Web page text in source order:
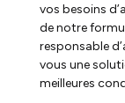
vos besoins
de notre
responsable
vous une
meilleures